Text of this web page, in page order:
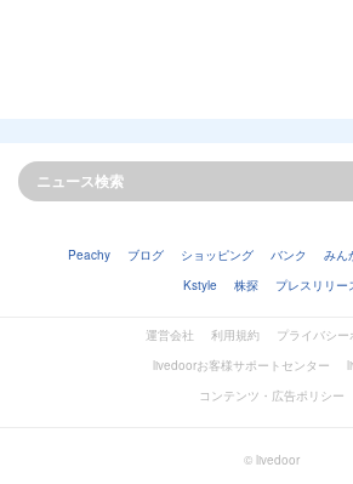
Peachy ブログ ショッピング バンク みん
Kstyle
株探 プレスリリー
運営会社 利用規約
プライバシー
livedoorお客様サポートセンター
コンテンツ・広告ポリシー
© livedoor